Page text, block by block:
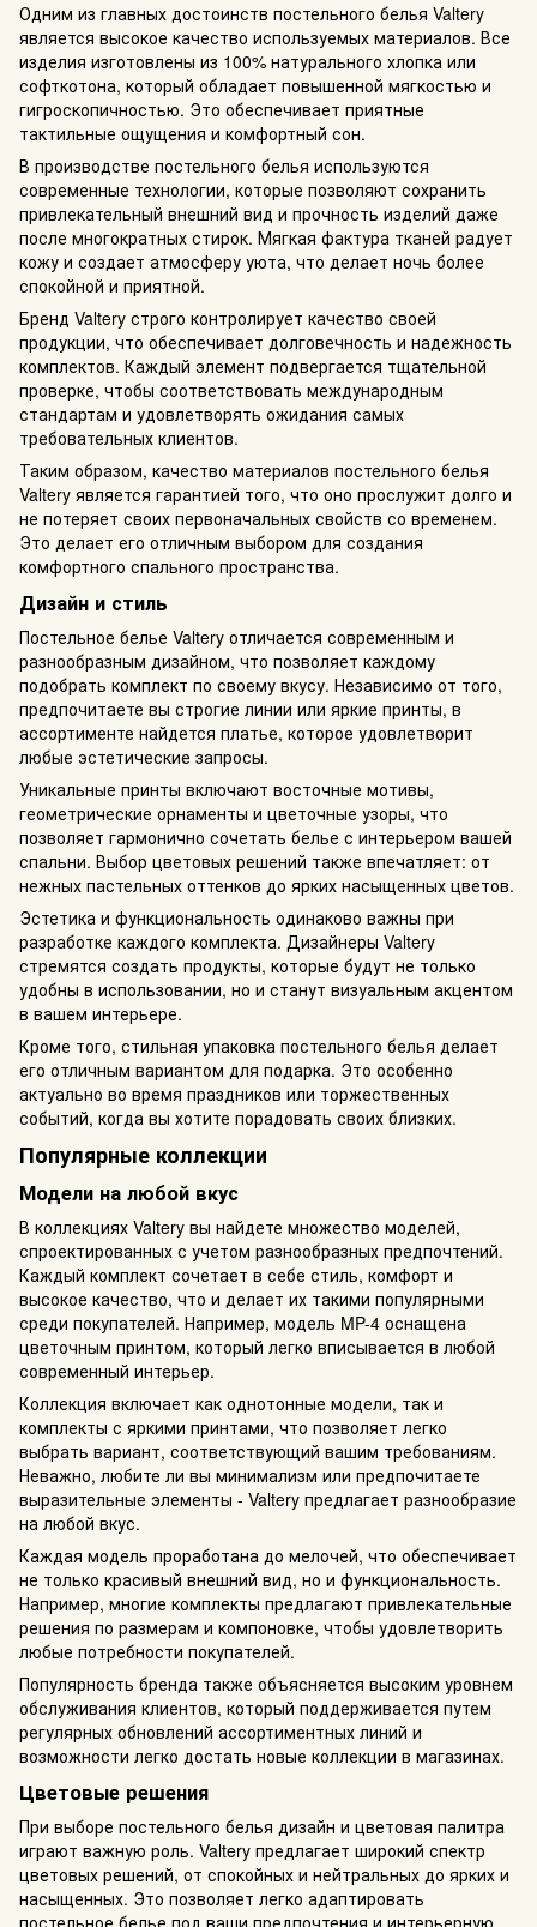
Одним из главных достоинств постельного белья Valtery
является высокое качество используемых материалов. Все
изделия изготовлены из 100% натурального хлопка или
софткотона, который обладает повышенной мягкостью и
гигроскопичностью. Это обеспечивает приятные
тактильные ощущения и комфортный сон.
В производстве постельного белья используются
современные технологии, которые позволяют сохранить
привлекательный внешний вид и прочность изделий даже
после многократных стирок. Мягкая фактура тканей радует
кожу и создает атмосферу уюта, что делает ночь более
спокойной и приятной.
Бренд Valtery строго контролирует качество своей
продукции, что обеспечивает долговечность и надежность
комплектов. Каждый элемент подвергается тщательной
проверке, чтобы соответствовать международным
стандартам и удовлетворять ожидания самых
требовательных клиентов.
Таким образом, качество материалов постельного белья
Valtery является гарантией того, что оно прослужит долго и
не потеряет своих первоначальных свойств со временем.
Это делает его отличным выбором для создания
комфортного спального пространства.
Дизайн и стиль
Постельное белье Valtery отличается современным и
разнообразным дизайном, что позволяет каждому
подобрать комплект по своему вкусу. Независимо от того,
предпочитаете вы строгие линии или яркие принты, в
ассортименте найдется платье, которое удовлетворит
любые эстетические запросы.
Уникальные принты включают восточные мотивы,
геометрические орнаменты и цветочные узоры, что
позволяет гармонично сочетать белье с интерьером вашей
спальни. Выбор цветовых решений также впечатляет: от
нежных пастельных оттенков до ярких насыщенных цветов.
Эстетика и функциональность одинаково важны при
разработке каждого комплекта. Дизайнеры Valtery
стремятся создать продукты, которые будут не только
удобны в использовании, но и станут визуальным акцентом
в вашем интерьере.
Кроме того, стильная упаковка постельного белья делает
его отличным вариантом для подарка. Это особенно
актуально во время праздников или торжественных
событий, когда вы хотите порадовать своих близких.
Популярные коллекции
Модели на любой вкус
В коллекциях Valtery вы найдете множество моделей,
спроектированных с учетом разнообразных предпочтений.
Каждый комплект сочетает в себе стиль, комфорт и
высокое качество, что и делает их такими популярными
среди покупателей. Например, модель MP-4 оснащена
цветочным принтом, который легко вписывается в любой
современный интерьер.
Коллекция включает как однотонные модели, так и
комплекты с яркими принтами, что позволяет легко
выбрать вариант, соответствующий вашим требованиям.
Неважно, любите ли вы минимализм или предпочитаете
выразительные элементы - Valtery предлагает разнообразие
на любой вкус.
Каждая модель проработана до мелочей, что обеспечивает
не только красивый внешний вид, но и функциональность.
Например, многие комплекты предлагают привлекательные
решения по размерам и компоновке, чтобы удовлетворить
любые потребности покупателей.
Популярность бренда также объясняется высоким уровнем
обслуживания клиентов, который поддерживается путем
регулярных обновлений ассортиментных линий и
возможности легко достать новые коллекции в магазинах.
Цветовые решения
При выборе постельного белья дизайн и цветовая палитра
играют важную роль. Valtery предлагает широкий спектр
цветовых решений, от спокойных и нейтральных до ярких и
насыщенных. Это позволяет легко адаптировать
постельное белье под ваши предпочтения и интерьерную